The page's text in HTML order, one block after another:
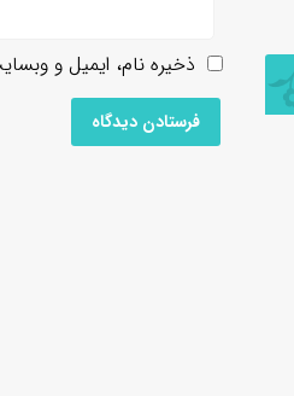
ذخیره نام، ایمیل و